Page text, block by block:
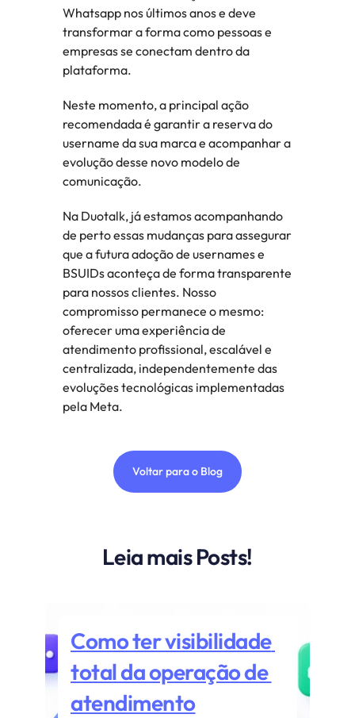
Whatsapp nos últimos anos e deve
transformar a forma como pessoas e
empresas se conectam dentro da
plataforma.
Neste momento, a principal ação
recomendada é garantir a reserva do
username da sua marca e acompanhar a
evolução desse novo modelo de
comunicação.
Na Duotalk, já estamos acompanhando
de perto essas mudanças para assegurar
que a futura adoção de usernames e
BSUIDs aconteça de forma transparente
para nossos clientes. Nosso
compromisso permanece o mesmo:
oferecer uma experiência de
atendimento profissional, escalável e
centralizada, independentemente das
evoluções tecnológicas implementadas
pela Meta.
Voltar para o Blog
Leia mais Posts!
Como ter visibilidade
total da operação de
atendimento